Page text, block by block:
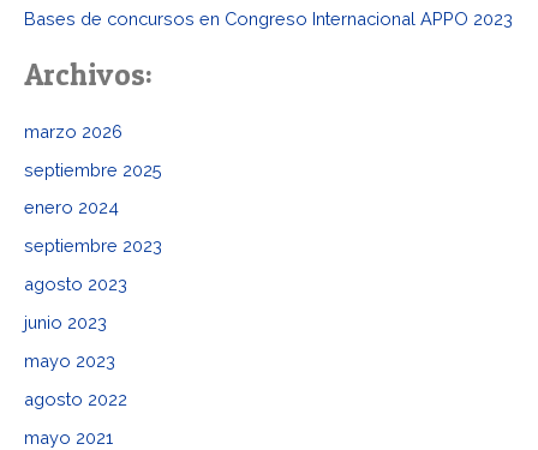
:Bases de concursos en Congreso Internacional APPO 2023
Archivos:
marzo 2026
septiembre 2025
enero 2024
septiembre 2023
agosto 2023
junio 2023
mayo 2023
agosto 2022
mayo 2021